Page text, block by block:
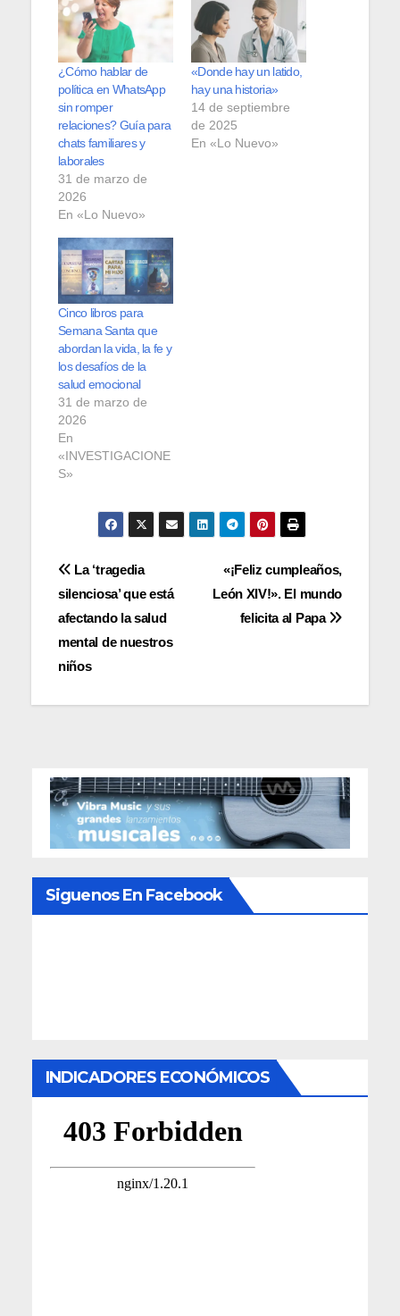
¿Cómo hablar de
política en WhatsApp
sin romper
relaciones? Guía para
chats familiares y
laborales
31 de marzo de
2026
En «Lo Nuevo»
«Donde hay un latido,
hay una historia»
14 de septiembre
de 2025
En «Lo Nuevo»
Cinco libros para
Semana Santa que
abordan la vida, la fe y
los desafíos de la
salud emocional
31 de marzo de
2026
En
«INVESTIGACIONE
S»
Navegación
de
entradas
«¡Feliz cumpleaños,
León XIV!». El mundo
felicita al Papa
La ‘tragedia
silenciosa’ que está
afectando la salud
mental de nuestros
niños
Siguenos En Facebook
INDICADORES ECONÓMICOS